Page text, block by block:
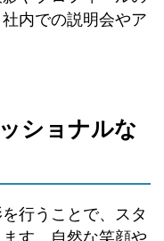
内での説明会やア
ショナルな
行うことで、スタ